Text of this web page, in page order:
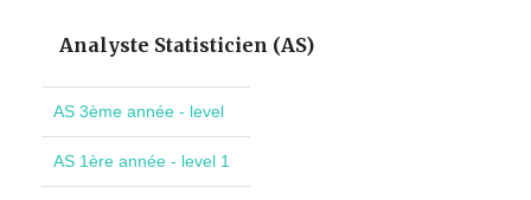
Analyste Statisticien (AS)
AS 3ème année - level
AS 1ère année - level 1